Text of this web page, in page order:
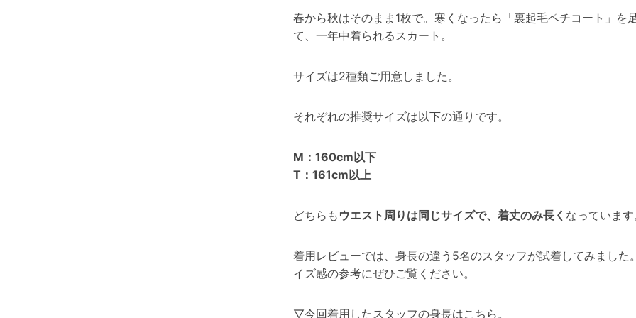
春から秋はそのまま1枚で。寒くなったら「裏起毛ペチコート」を
て、一年中着られるスカート。
サイズは2種類ご用意しました。
それぞれの推奨サイズは以下の通りです。
M：160cm以下
T：161cm以上
どちらも ウエスト周りは同じサイズで、着丈のみ長く なっています
着用レビューでは、身長の違う5名のスタッフが試着してみました
イズ感の参考にぜひご覧ください。
▽今回着用したスタッフの身長はこちら。